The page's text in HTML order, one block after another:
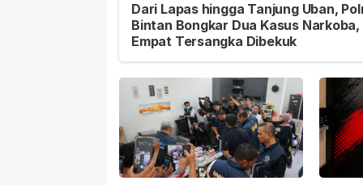
Dari Lapas hingga Tanjung Uban,
Bintan Bongkar Dua Kasus Narkoba,
Empat Tersangka Dibekuk